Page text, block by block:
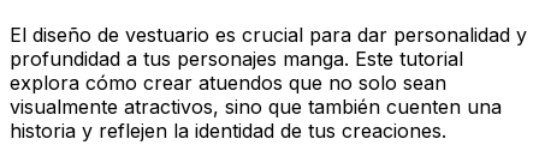
El diseño de vestuario es crucial para dar personalidad y
profundidad a tus personajes manga. Este tutorial
explora cómo crear atuendos que no solo sean
visualmente atractivos, sino que también cuenten una
historia y reflejen la identidad de tus creaciones.